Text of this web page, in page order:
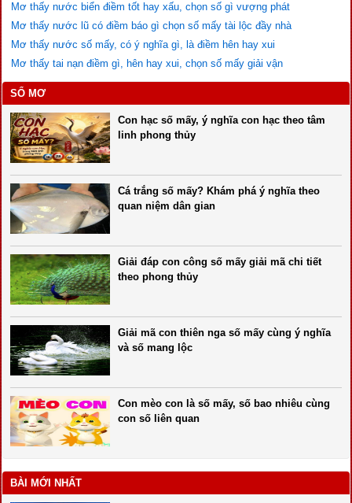
Mơ thấy nước biển điềm tốt hay xấu, chọn số gì vượng phát
Mơ thấy nước lũ có điềm báo gì chọn số mấy tài lộc đầy nhà
Mơ thấy nước số mấy, có ý nghĩa gì, là điềm hên hay xui
Mơ thấy tai nạn điềm gì, hên hay xui, chọn số mấy giải vận
SỔ MƠ
Con hạc số mấy, ý nghĩa con hạc theo tâm
linh phong thủy
Cá trắng số mấy? Khám phá ý nghĩa theo
quan niệm dân gian
Giải đáp con công số mấy giải mã chi tiết
theo phong thủy
Giải mã con thiên nga số mấy cùng ý nghĩa
và số mang lộc
Con mèo con là số mấy, số bao nhiêu cùng
con số liên quan
BÀI MỚI NHẤT